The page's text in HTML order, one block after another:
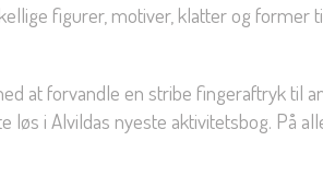
figurer, motiver, klatter og former
at forvandle en stribe fingeraftryk til
i Alvildas nyeste aktivitetsbog. På